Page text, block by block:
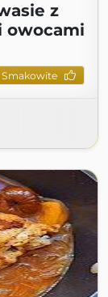
z
owocami
Smakowite